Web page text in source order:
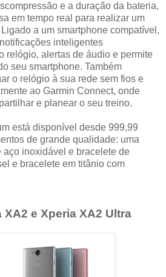
e a duração da bateria,
em tempo real para realizar um
a um smartphone compatível,
inteligentes
relógio, alertas de áudio e permite
seu smartphone. Também
o relógio à sua rede sem fios e
ao Garmin Connect, onde
e planear o seu treino.
está disponível desde 999,99
de grande qualidade: uma
aço inoxidável e bracelete de
e bracelete em titânio com
e Xperia XA2 Ultra